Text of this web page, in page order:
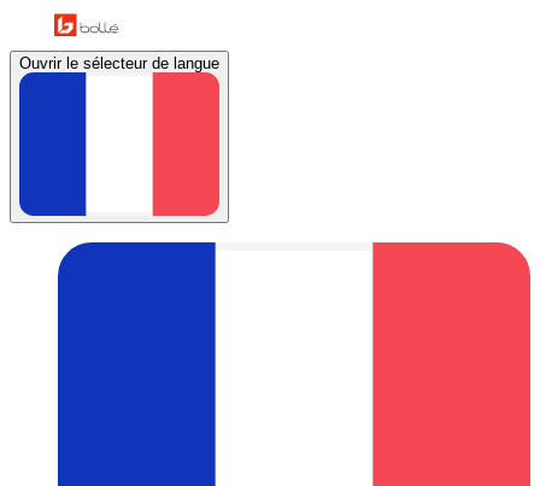
Ouvrir le sélecteur de langue